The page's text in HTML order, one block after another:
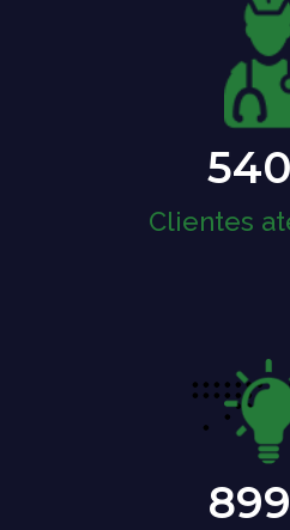
540
Clientes
899